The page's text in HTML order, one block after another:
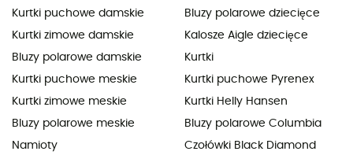
Kurtki puchowe damskie
Kurtki zimowe damskie
Bluzy polarowe damskie
Kurtki puchowe meskie
Kurtki zimowe meskie
Bluzy polarowe meskie
Namioty
Bluzy polarowe dziecięce
Kalosze Aigle dziecięce
Kurtki
Kurtki puchowe Pyrenex
Kurtki Helly Hansen
Bluzy polarowe Columbia
Czołówki Black Diamond